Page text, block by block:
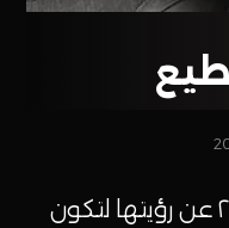
أعلنت دبي خلال العام ٢٠١٣ عن رؤيتها لتكون